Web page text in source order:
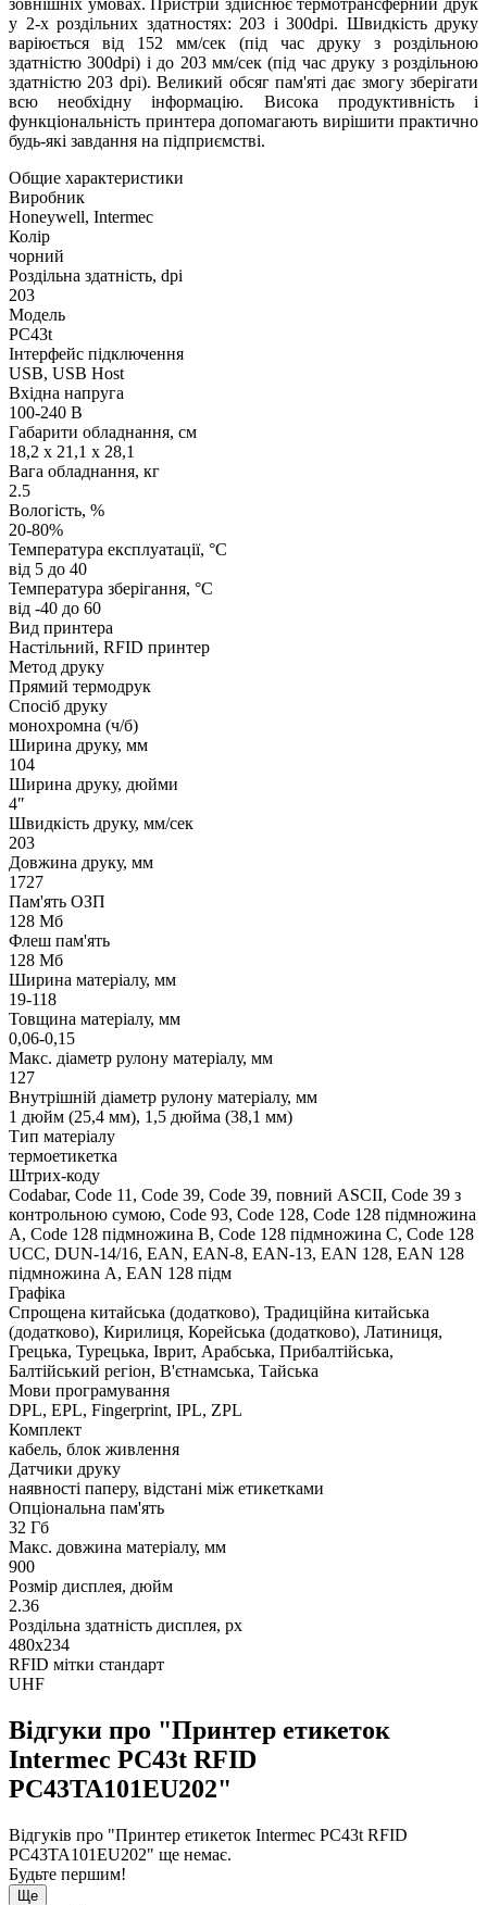
зовнішніх умовах. Пристрій здійснює термотрансферний друк
у 2-х роздільних здатностях: 203 і 300dpi. Швидкість друку
варіюється від 152 мм/сек (під час друку з роздільною
здатністю 300dpi) і до 203 мм/сек (під час друку з роздільною
здатністю 203 dpi). Великий обсяг пам'яті дає змогу зберігати
всю необхідну інформацію. Висока продуктивність і
функціональність принтера допомагають вирішити практично
будь-які завдання на підприємстві.
Общие характеристики
Виробник
Honeywell, Intermec
Колір
чорний
Роздільна здатність, dpi
203
Модель
PC43t
Інтерфейс підключення
USB, USB Host
Вхідна напруга
100-240 В
Габарити обладнання, см
18,2 x 21,1 x 28,1
Вага обладнання, кг
2.5
Вологість, %
20-80%
Температура експлуатації, °C
від 5 до 40
Температура зберігання, °C
від -40 до 60
Вид принтера
Настільний, RFID принтер
Метод друку
Прямий термодрук
Спосіб друку
монохромна (ч/б)
Ширина друку, мм
104
Ширина друку, дюйми
4″
Швидкість друку, мм/сек
203
Довжина друку, мм
1727
Пам'ять ОЗП
128 Мб
Флеш пам'ять
128 Мб
Ширина матеріалу, мм
19-118
Товщина матеріалу, мм
0,06-0,15
Макс. діаметр рулону матеріалу, мм
127
Внутрішній діаметр рулону матеріалу, мм
1 дюйм (25,4 мм), 1,5 дюйма (38,1 мм)
Тип матеріалу
термоетикетка
Штрих-коду
Codabar, Code 11, Code 39, Code 39, повний ASCII, Code 39 з
контрольною сумою, Code 93, Code 128, Code 128 підмножина
A, Code 128 підмножина B, Code 128 підмножина C, Code 128
UCC, DUN-14/16, EAN, EAN-8, EAN-13, EAN 128, EAN 128
підмножина A, EAN 128 підм
Графіка
Спрощена китайська (додатково), Традиційна китайська
(додатково), Кирилиця, Корейська (додатково), Латиниця,
Грецька, Турецька, Іврит, Арабська, Прибалтійська,
Балтійський регіон, В'єтнамська, Тайська
Мови програмування
DPL, EPL, Fingerprint, IPL, ZPL
Комплект
кабель, блок живлення
Датчики друку
наявності паперу, відстані між етикетками
Опціональна пам'ять
32 Гб
Макс. довжина матеріалу, мм
900
Розмір дисплея, дюйм
2.36
Роздільна здатність дисплея, px
480х234
RFID мітки стандарт
UHF
Відгуки про "Принтер етикеток
Intermec PC43t RFID
PC43TA101EU202"
Відгуків про "Принтер етикеток Intermec PC43t RFID
PC43TA101EU202" ще немає.
Будьте першим!
Ще